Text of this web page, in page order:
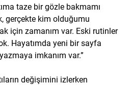
taze bir gözle bakmamı
gerçekte kim olduğumu
için zamanım var. Eski rutinler
Hayatımda yeni bir sayfa
imkanım var.”
değişimini izlerken